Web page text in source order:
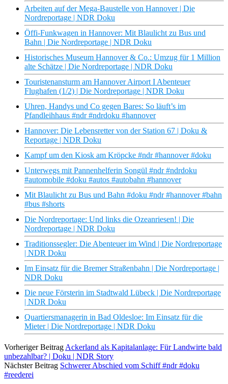
Arbeiten auf der Mega-Baustelle von Hannover | Die
Nordreportage | NDR Doku
Öffi-Funkwagen in Hannover: Mit Blaulicht zu Bus und
Bahn | Die Nordreportage | NDR Doku
Historisches Museum Hannover & Co.: Umzug für 1 Million
alte Schätze | Die Nordreportage | NDR Doku
Touristenansturm am Hannover Airport I Abenteuer
Flughafen (1/2) | Die Nordreportage | NDR Doku
Uhren, Handys und Co gegen Bares: So läuft’s im
Pfandleihhaus #ndr #ndrdoku #hannover
Hannover: Die Lebensretter von der Station 67 | Doku &
Reportage | NDR Doku
Kampf um den Kiosk am Kröpcke #ndr #hannover #doku
Unterwegs mit Pannenhelferin Songül #ndr #ndrdoku
#automobile #doku #autos #autobahn #hannover
Mit Blaulicht zu Bus und Bahn #doku #ndr #hannover #bahn
#bus #shorts
Die Nordreportage: Und links die Ozeanriesen! | Die
Nordreportage | NDR Doku
Traditionssegler: Die Abenteuer im Wind | Die Nordreportage
| NDR Doku
Im Einsatz für die Bremer Straßenbahn | Die Nordreportage |
NDR Doku
Die neue Försterin im Stadtwald Lübeck | Die Nordreportage
| NDR Doku
Quartiersmanagerin in Bad Oldesloe: Im Einsatz für die
Mieter | Die Nordreportage | NDR Doku
Vorheriger Beitrag Ackerland als Kapitalanlage: Für Landwirte bald
unbezahlbar? | Doku | NDR Story
Nächster Beitrag Schwerer Abschied vom Schiff #ndr #doku
#reederei